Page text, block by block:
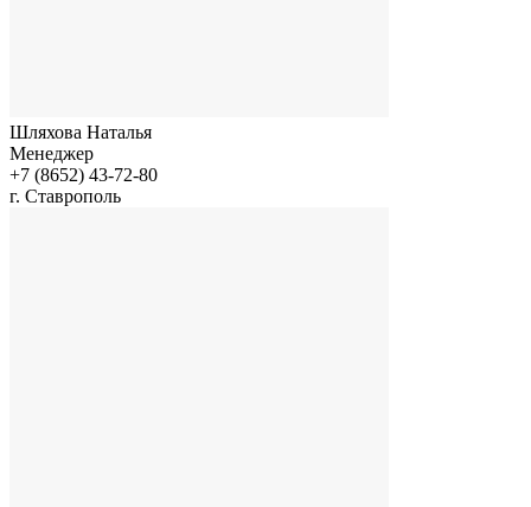
Шляхова Наталья
Менеджер
+7 (8652) 43-72-80
г. Ставрополь